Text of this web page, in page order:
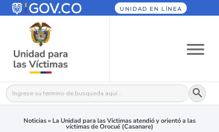
UNIDAD EN LÍNEA
Buscar: Botón
Noticias» La Unidad para las Víctimas atendió y orientó a las
víctimas de Orocué (Casanare)